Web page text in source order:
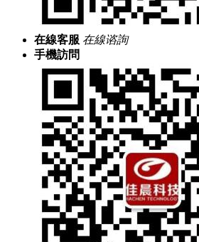
在線客服 在線谘詢
手機訪問